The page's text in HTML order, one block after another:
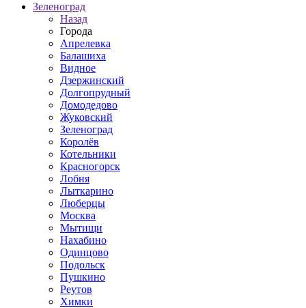
Зеленоград
Назад
Города
Апрелевка
Балашиха
Видное
Дзержинский
Долгопрудный
Домодедово
Жуковский
Зеленоград
Королёв
Котельники
Красногорск
Лобня
Лыткарино
Люберцы
Москва
Мытищи
Нахабино
Одинцово
Подольск
Пушкино
Реутов
Химки